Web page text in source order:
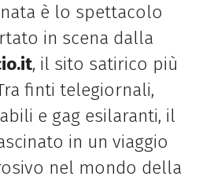
è lo spettacolo
in scena dalla
, il sito satirico più
finti telegiornali,
e gag esilaranti, il
in un viaggio
nel mondo della